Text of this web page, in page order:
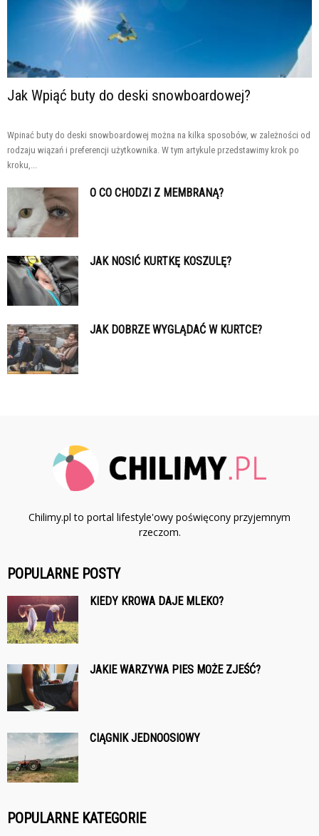
Jak Wpiąć buty do deski snowboardowej?
Wpinać buty do deski snowboardowej można na kilka sposobów, w zależności od
rodzaju wiązań i preferencji użytkownika. W tym artykule przedstawimy krok po
kroku,...
O CO CHODZI Z MEMBRANĄ?
JAK NOSIĆ KURTKĘ KOSZULĘ?
JAK DOBRZE WYGLĄDAĆ W KURTCE?
Chilimy.pl to portal lifestyle'owy poświęcony przyjemnym
rzeczom.
POPULARNE POSTY
KIEDY KROWA DAJE MLEKO?
JAKIE WARZYWA PIES MOŻE ZJEŚĆ?
CIĄGNIK JEDNOOSIOWY
POPULARNE KATEGORIE